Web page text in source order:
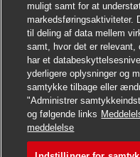
muligt samt for at
markedsføringsaktiviteter.
til deling af data mellem
samt, hvor det er
har et
yderligere oplysninger og
samtykke tilbage eller
"Administrer
og følgende links
meddelelse